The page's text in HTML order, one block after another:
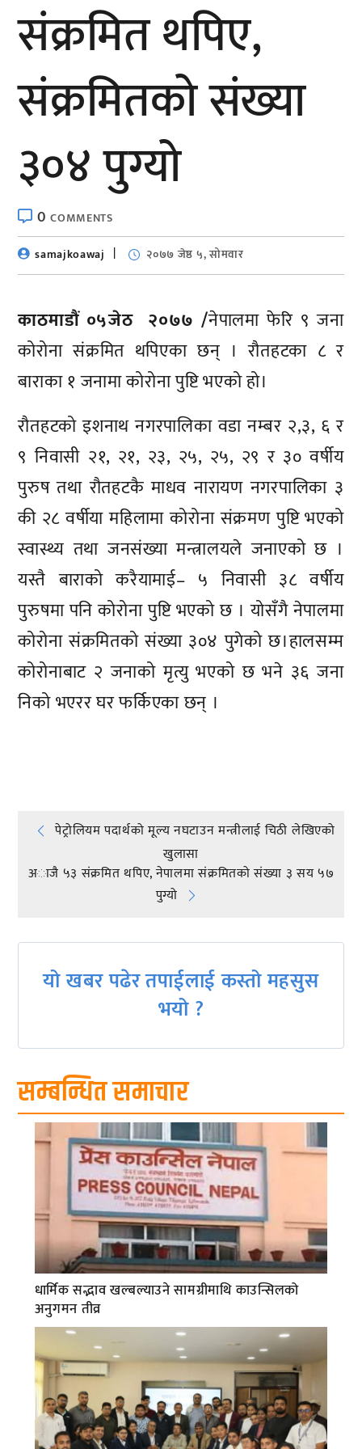
संक्रमित थपिए,
संक्रमितको संख्या
३०४ पुग्यो
0COMMENTS
samajkoawaj
२०७७ जेष्ठ ५, सोमवार
काठमाडौं ०५जेठ २०७७ /नेपालमा फेरि ९ जना
कोरोना संक्रमित थपिएका छन् । रौतहटका ८ र
बाराका १ जनामा कोरोना पुष्टि भएको हो।
रौतहटको इशनाथ नगरपालिका वडा नम्बर २,३, ६ र
९ निवासी २१, २१, २३, २५, २५, २९ र ३० वर्षीय
पुरुष तथा रौतहटकै माधव नारायण नगरपालिका ३
की २८ वर्षीया महिलामा कोरोना संक्रमण पुष्टि भएको
स्वास्थ्य तथा जनसंख्या मन्त्रालयले जनाएको छ ।
यस्तै बाराको करैयामाई– ५ निवासी ३८ वर्षीय
पुरुषमा पनि कोरोना पुष्टि भएको छ । योसँगै नेपालमा
कोरोना संक्रमितको संख्या ३०४ पुगेको छ।हालसम्म
कोरोनाबाट २ जनाको मृत्यु भएको छ भने ३६ जना
निको भएरर घर फर्किएका छन् ।
Post
navigation
पेट्रोलियम पदार्थको मूल्य नघटाउन मन्त्रीलाई चिठी लेखिएको
खुलासा
अाजै ५३ संक्रमित थपिए, नेपालमा संक्रमितको संख्या ३ सय ५७
पुग्यो
यो खबर पढेर तपाईलाई कस्तो महसुस
भयो ?
सम्बन्धित समाचार
धार्मिक सद्भाव खल्बल्याउने सामग्रीमाथि काउन्सिलको
अनुगमन तीव्र